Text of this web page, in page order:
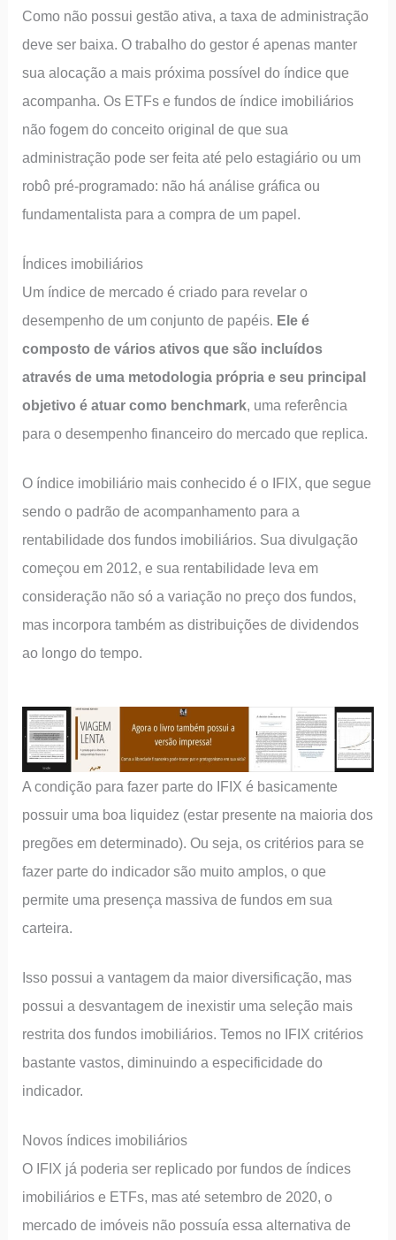
Como não possui gestão ativa, a taxa de administração
deve ser baixa. O trabalho do gestor é apenas manter
sua alocação a mais próxima possível do índice que
acompanha. Os ETFs e fundos de índice imobiliários
não fogem do conceito original de que sua
administração pode ser feita até pelo estagiário ou um
robô pré-programado: não há análise gráfica ou
fundamentalista para a compra de um papel.
Índices imobiliários
Um índice de mercado é criado para revelar o
desempenho de um conjunto de papéis. Ele é
composto de vários ativos que são incluídos
através de uma metodologia própria e seu principal
objetivo é atuar como benchmark, uma referência
para o desempenho financeiro do mercado que replica.
O índice imobiliário mais conhecido é o IFIX, que segue
sendo o padrão de acompanhamento para a
rentabilidade dos fundos imobiliários. Sua divulgação
começou em 2012, e sua rentabilidade leva em
consideração não só a variação no preço dos fundos,
mas incorpora também as distribuições de dividendos
ao longo do tempo.
A condição para fazer parte do IFIX é basicamente
possuir uma boa liquidez (estar presente na maioria dos
pregões em determinado). Ou seja, os critérios para se
fazer parte do indicador são muito amplos, o que
permite uma presença massiva de fundos em sua
carteira.
Isso possui a vantagem da maior diversificação, mas
possui a desvantagem de inexistir uma seleção mais
restrita dos fundos imobiliários. Temos no IFIX critérios
bastante vastos, diminuindo a especificidade do
indicador.
Novos índices imobiliários
O IFIX já poderia ser replicado por fundos de índices
imobiliários e ETFs, mas até setembro de 2020, o
mercado de imóveis não possuía essa alternativa de